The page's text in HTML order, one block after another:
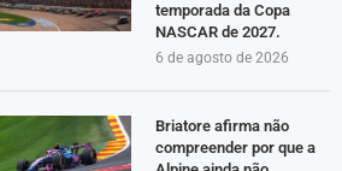
temporada da Copa
NASCAR de 2027.
6 de agosto de 2026
Briatore afirma não
compreender por que a